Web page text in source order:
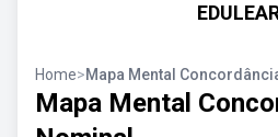
Home>Mapa Mental
Mapa Mental